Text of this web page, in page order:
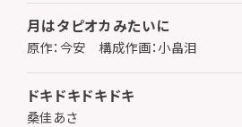
月はタピオカみたいに
原作：今安 構成作画：小畠泪
ドキドキドキドキ
桑佳あさ